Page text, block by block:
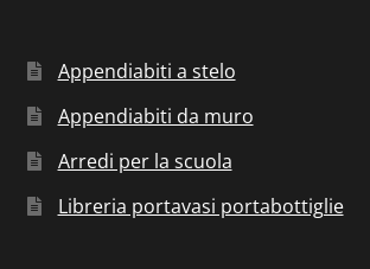
Appendiabiti a stelo
Appendiabiti da muro
Arredi per la scuola
Libreria portavasi portabottiglie